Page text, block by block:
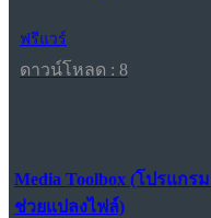
ฟรีแวร์
ดาวน์โหลด : 8
Media Toolbox (โปรแก
ช่วยแปลงไฟล์)